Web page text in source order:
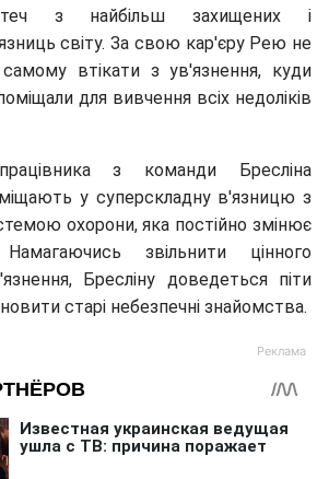
втеч з найбільш захищених і
світу. За свою кар'єру Рею не
втікати з ув'язнення, куди
для вивчення всіх недоліків
з команди Бресліна
у суперскладну в'язницю з
охорони, яка постійно змінює
звільнити цінного
Бресліну доведеться піти
старі небезпечні знайомства.